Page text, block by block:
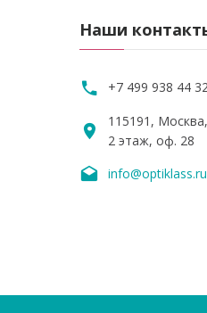
Наши
+7 499 938 44
115191,
2 этаж, оф. 28
info@optiklass.ru